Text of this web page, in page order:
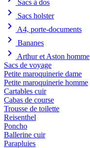
Sacs à dos
chevron_right Sacs holster
chevron_right A4, porte-documents
chevron_right Bananes
chevron_right
Arthur et Aston homme
Sacs de voyage
Petite maroquinerie dame
Petite maroquinerie homme
Cartables cuir
Cabas de course
Trousse de toilette
Reisenthel
Poncho
Ballerine cuir
Parapluies